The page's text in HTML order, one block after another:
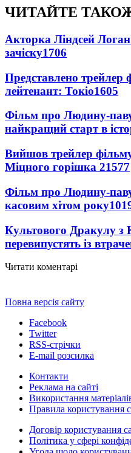
ЧИТАЙТЕ
Акторка Ліндсей
зачіску1706
Представлено трейлер
лейтенант: Токіо1605
Фільм про Людину-
найкращий старт в
Вийшов трейлер
Міцного горішка 21577
Фільм про Людину-
касовим хітом року
Культового Дракулу з
перевипустять із
Читати коментарі
Повна версія сайту
Facebook
Twitter
RSS-стрічки
E-mail розсилка
Контакти
Реклама на сайті
Використання
Правила користування
Договір користування
Політика у сфері